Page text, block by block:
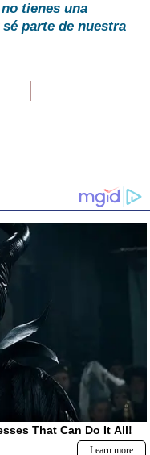
tienes una
sé parte de nuestra